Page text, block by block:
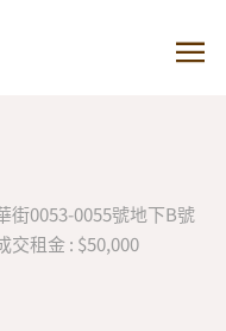
街0053-0055號地下B號
交租金 : $50,000